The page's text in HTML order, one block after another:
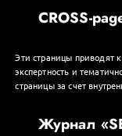
CROSS-
Эти страницы приводят
экспертность и
страницы за счет
Журнал